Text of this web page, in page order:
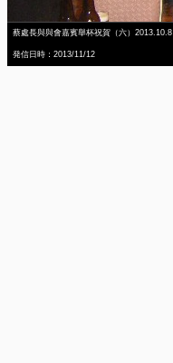
蔡處長與與會嘉賓舉杯祝賀（六）2013.10.8
発信日時：2013/11/12